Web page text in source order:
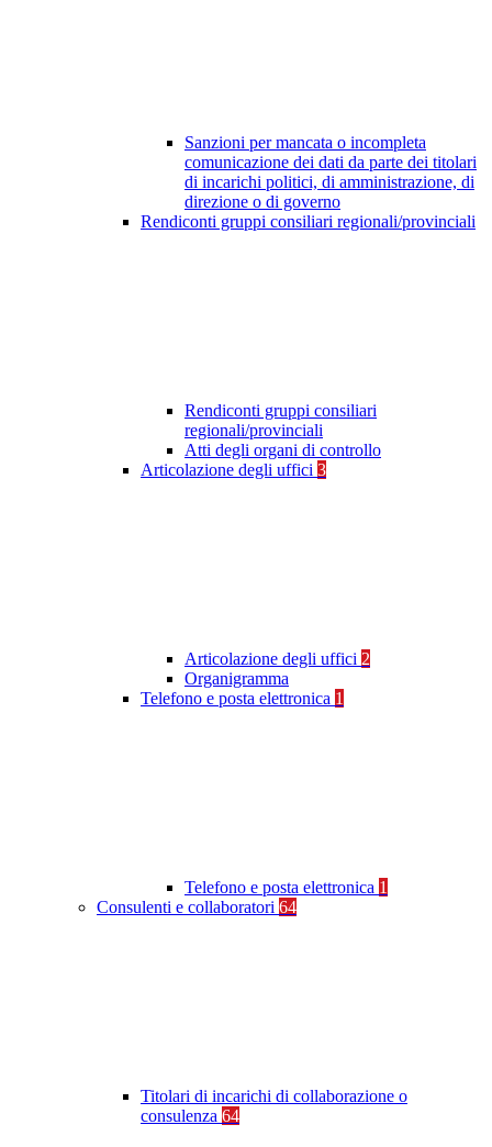
Sanzioni per mancata o incompleta
comunicazione dei dati da parte dei titolari
di incarichi politici, di amministrazione, di
direzione o di governo
Rendiconti gruppi consiliari regionali/provinciali
Rendiconti gruppi consiliari
regionali/provinciali
Atti degli organi di controllo
Articolazione degli uffici 3
Articolazione degli uffici 2
Organigramma
Telefono e posta elettronica 1
Telefono e posta elettronica 1
Consulenti e collaboratori 64
Titolari di incarichi di collaborazione o
consulenza 64